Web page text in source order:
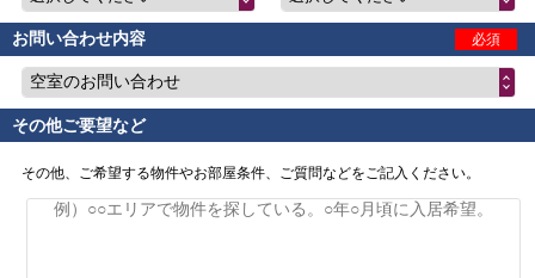
お問い合わせ内容 必須
空室のお問い合わせ
その他ご要望など
その他、ご希望する物件やお部屋条件、ご質問などをご記入ください。